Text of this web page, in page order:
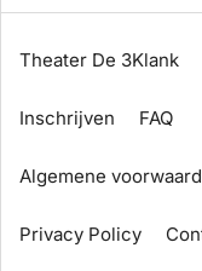
Theater De 3Klank
Inschrijven FAQ
Algemene
Privacy Policy